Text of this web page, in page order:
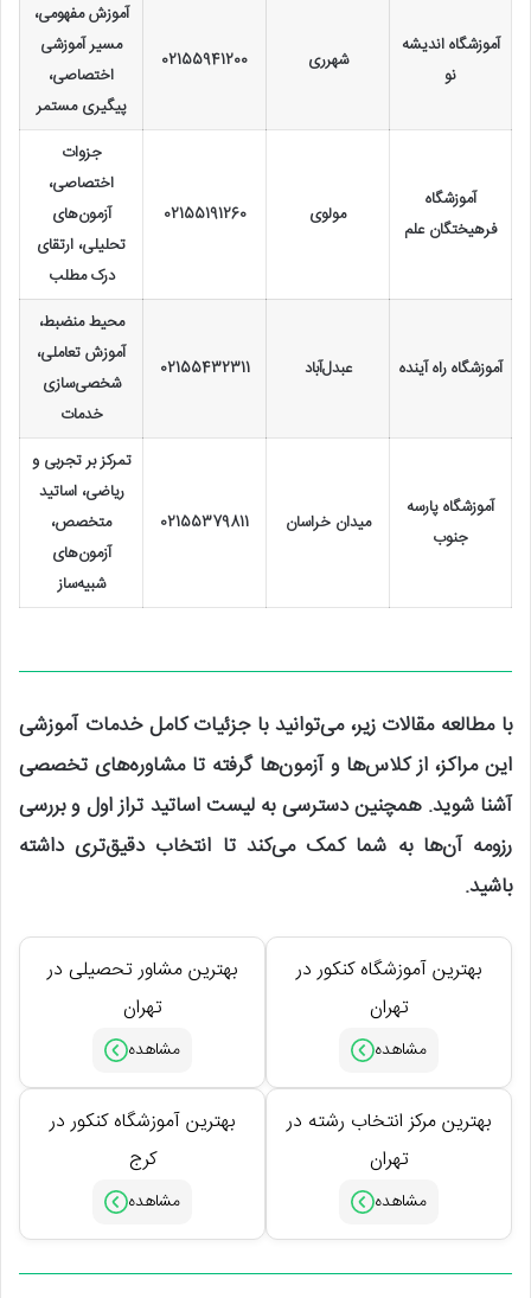
آموزشگاه اندیشه
نو
شهرری 02155941200
آموزش مفهومی،
مسیر آموزشی
اختصاصی،
پیگیری مستمر
آموزشگاه
فرهیختگان علم
مولوی 02155191260
جزوات
اختصاصی،
آزمون‌های
تحلیلی، ارتقای
درک مطلب
آموزشگاه راه آینده عبدل‌آباد 02155432311
محیط منضبط،
آموزش تعاملی،
شخصی‌سازی
خدمات
آموزشگاه پارسه
جنوب
میدان خراسان 02155379811
تمرکز بر تجربی و
ریاضی، اساتید
متخصص،
آزمون‌های
شبیه‌ساز
با مطالعه مقالات زیر، می‌توانید با جزئیات کامل خدمات آموزشی
این مراکز، از کلاس‌ها و آزمون‌ها گرفته تا مشاوره‌های تخصصی
آشنا شوید. همچنین دسترسی به لیست اساتید تراز اول و بررسی
رزومه آن‌ها به شما کمک می‌کند تا انتخاب دقیق‌تری داشته
باشید.
بهترین آموزشگاه کنکور در
تهران
بهترین مشاور تحصیلی در
تهران
بهترین مرکز انتخاب رشته در
تهران
بهترین آموزشگاه کنکور در
کرج